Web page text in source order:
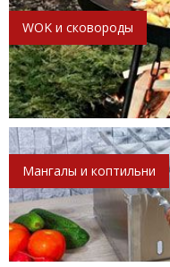
WOK и сковороды
Мангалы и коптильни